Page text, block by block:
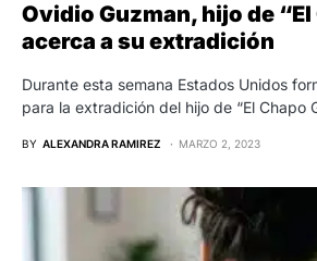
Ovidio Guzman, hijo de “El
acerca a su extradición
Durante esta semana Estados Unidos
para la extradición del hijo de “El Chapo
BY ALEXANDRA RAMIREZ MARZO 2, 2023